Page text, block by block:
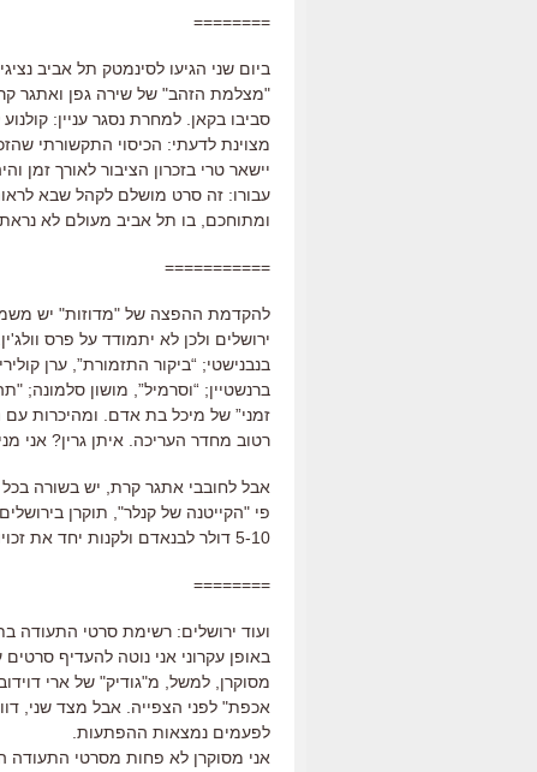
========
ביום שני הגיעו לסינמטק תל אביב
"מצלמת הזהב" של שירה גפן ואתגר
מצוינת לדעתי: הכיסוי התקשורתי
יישאר טרי בזכרון הציבור לאורך זמן
עבורו: זה סרט מושלם לקהל שבא
ומתוחכם, בו תל אביב מעולם לא
===========
להקדמת ההפצה של "מדוזות" יש
ירושלים ולכן לא יתמודד על פרס
בנבנישטי; “ביקור התזמורת”, ערן
ברנשטיין; “וסרמיל”, מושון סלמונה;
זמני” של מיכל בת אדם. ומהיכרות
רטוב מחדר העריכה. איתן גרין? אני
פי "הקייטנה של קנלר", תוקרן
5-10 דולר לבנאדם ולקנות יחד את זכויות ההפצה של הסרט בישראל?
========
ועוד ירושלים: רשימת סרטי התעודה
באופן עקרוני אני נוטה להעדיף
מסוקרן, למשל, מ"גודיק" של ארי
אכפת" לפני הצפייה. אבל מצד שני,
לפעמים נמצאות ההפתעות.